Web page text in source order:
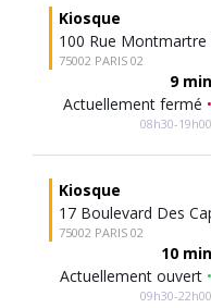
Kiosque
100 Rue Montmartre
75002 PARIS 02
9 min
Actuellement fermé •
08h30-19h00
Kiosque
17 Boulevard Des
75002 PARIS 02
10 min
Actuellement ouvert •
09h30-22h00